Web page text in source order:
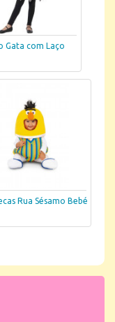
Gata com Laço
Rua Sésamo Bebé